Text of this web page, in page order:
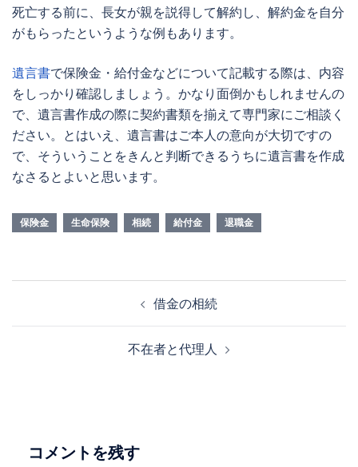
死亡する前に、長女が親を説得して解約し、解約金を自分
がもらったというような例もあります。
遺言書で保険金・給付金などについて記載する際は、内容
をしっかり確認しましょう。かなり面倒かもしれませんの
で、遺言書作成の際に契約書類を揃えて専門家にご相談く
ださい。とはいえ、遺言書はご本人の意向が大切ですの
で、そういうことをきんと判断できるうちに遺言書を作成
なさるとよいと思います。
保険金 生命保険 相続 給付金 退職金
ョ
借金の相続
不在者と代理人
コメントを残す